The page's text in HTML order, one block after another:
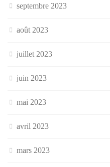
septembre 2023
août 2023
juillet 2023
juin 2023
mai 2023
avril 2023
mars 2023